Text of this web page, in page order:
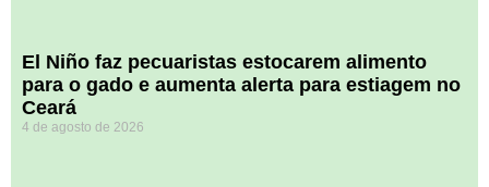
El Niño faz pecuaristas estocarem alimento
para o gado e aumenta alerta para estiagem no
Ceará
4 de agosto de 2026